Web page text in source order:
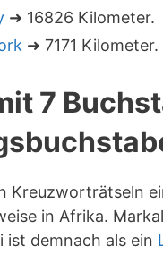
➜ 16826 Kilometer.
➜ 7171 Kilometer.
7
Kreuzworträtseln
in Afrika.
ist demnach als ein